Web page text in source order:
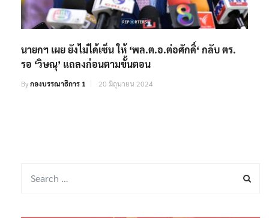
นายกฯ เผย ยังไม่ได้เซ็น ให้ ‘พล.ต.อ.ต่อศักดิ์‘ กลับ ตร.
รอ ‘วิษณุ’ แถลงก่อนตามขั้นตอน
Byกองบรรณาธิการ 1 20 มิถุนายน 2024